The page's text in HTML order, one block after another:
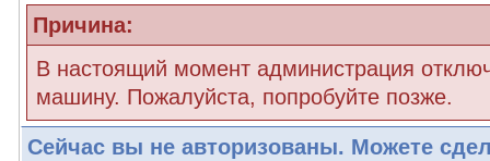
Причина:
В настоящий момент администрация
машину. Пожалуйста, попробуйте позже.
Сейчас вы не авторизованы. Можете